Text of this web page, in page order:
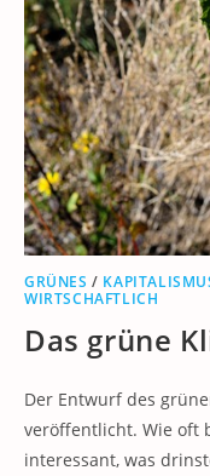
GRÜNES /
WIRTSCHAFTLICH
Das grüne
Der Entwurf des
veröffentlicht. Wie oft
interessant, was